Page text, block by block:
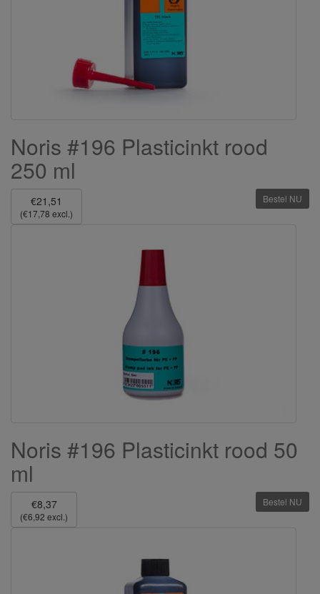
Noris #196 Plasticinkt rood
250 ml
€21,51
(€17,78 excl.)
Bestel NU
Noris #196 Plasticinkt rood 50
ml
€8,37
(€6,92 excl.)
Bestel NU